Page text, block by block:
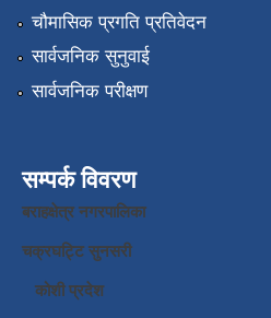
चौमासिक प्रगति प्रतिवेदन
सार्वजनिक सुनुवाई
सार्वजनिक परीक्षण
सम्पर्क विवरण
बराहक्षेत्र नगरपालिका
चक्रघट्टि सुनसरी
कोशी प्रदेश